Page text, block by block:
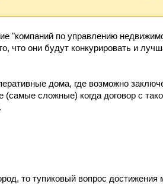
"компаний по управлению
что они будут конкурировать и
дома, где возможно
сложные) когда договор с
то тупиковый вопрос достижения